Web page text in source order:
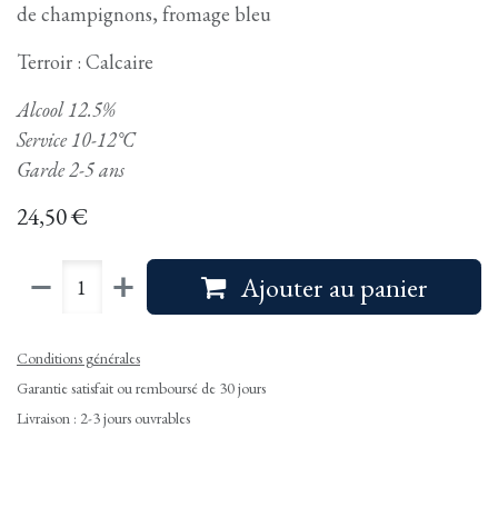
de champignons, fromage bleu
Terroir : Calcaire
Alcool 12.5%
Service 10-12°C
Garde 2-5 ans
24,50€
Ajouter au panier
Conditions générales
Garantie satisfait ou remboursé de 30 jours
Livraison : 2-3 jours ouvrables